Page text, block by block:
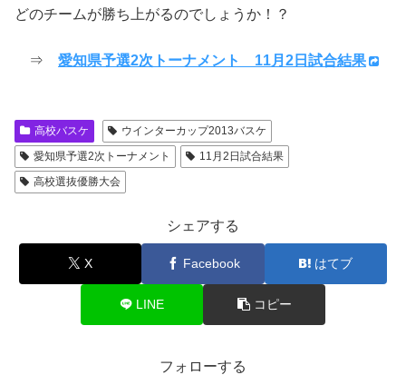
どのチームが勝ち上がるのでしょうか！？
⇒ 愛知県予選2次トーナメント 11月2日試合結果
高校バスケ
ウインターカップ2013バスケ
愛知県予選2次トーナメント
11月2日試合結果
高校選抜優勝大会
シェアする
X Facebook はてブ
LINE コピー
フォローする